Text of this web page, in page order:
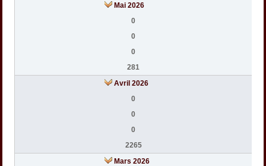
Mai 2026
0
0
0
281
Avril 2026
0
0
0
2265
Mars 2026